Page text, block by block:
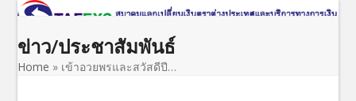
Skip
content
Open
mobile
menu
Close
mobile
menu
ข่าว/ประชาสัมพันธ์
Home » เข้าอวยพรและสวัสดีปี…